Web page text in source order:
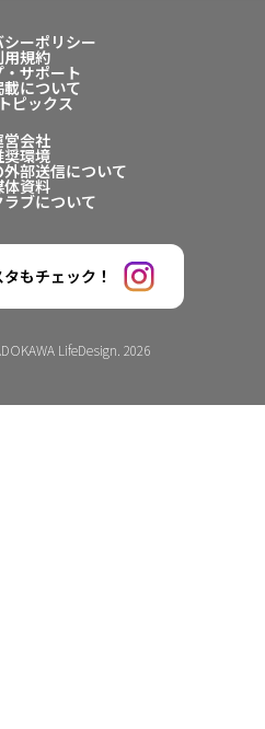
ーポリシー
用規約
・サポート
について
ピックス
営会社
奨環境
部送信について
体資料
ラブについて
もチェック！
LifeDesign. 2026